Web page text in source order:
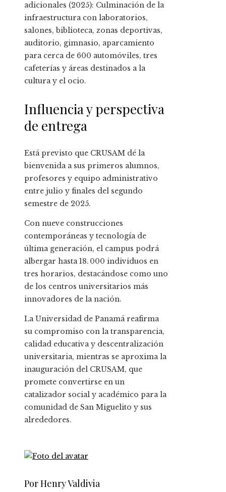
adicionales (2025): Culminación de la
infraestructura con laboratorios,
salones, biblioteca, zonas deportivas,
auditorio, gimnasio, aparcamiento
para cerca de 600 automóviles, tres
cafeterías y áreas destinados a la
cultura y el ocio.
Influencia y perspectiva
de entrega
Está previsto que CRUSAM dé la
bienvenida a sus primeros alumnos,
profesores y equipo administrativo
entre julio y finales del segundo
semestre de 2025.
Con nueve construcciones
contemporáneas y tecnología de
última generación, el campus podrá
albergar hasta 18. 000 individuos en
tres horarios, destacándose como uno
de los centros universitarios más
innovadores de la nación.
La Universidad de Panamá reafirma
su compromiso con la transparencia,
calidad educativa y descentralización
universitaria, mientras se aproxima la
inauguración del CRUSAM, que
promete convertirse en un
catalizador social y académico para la
comunidad de San Miguelito y sus
alrededores.
Por Henry Valdivia